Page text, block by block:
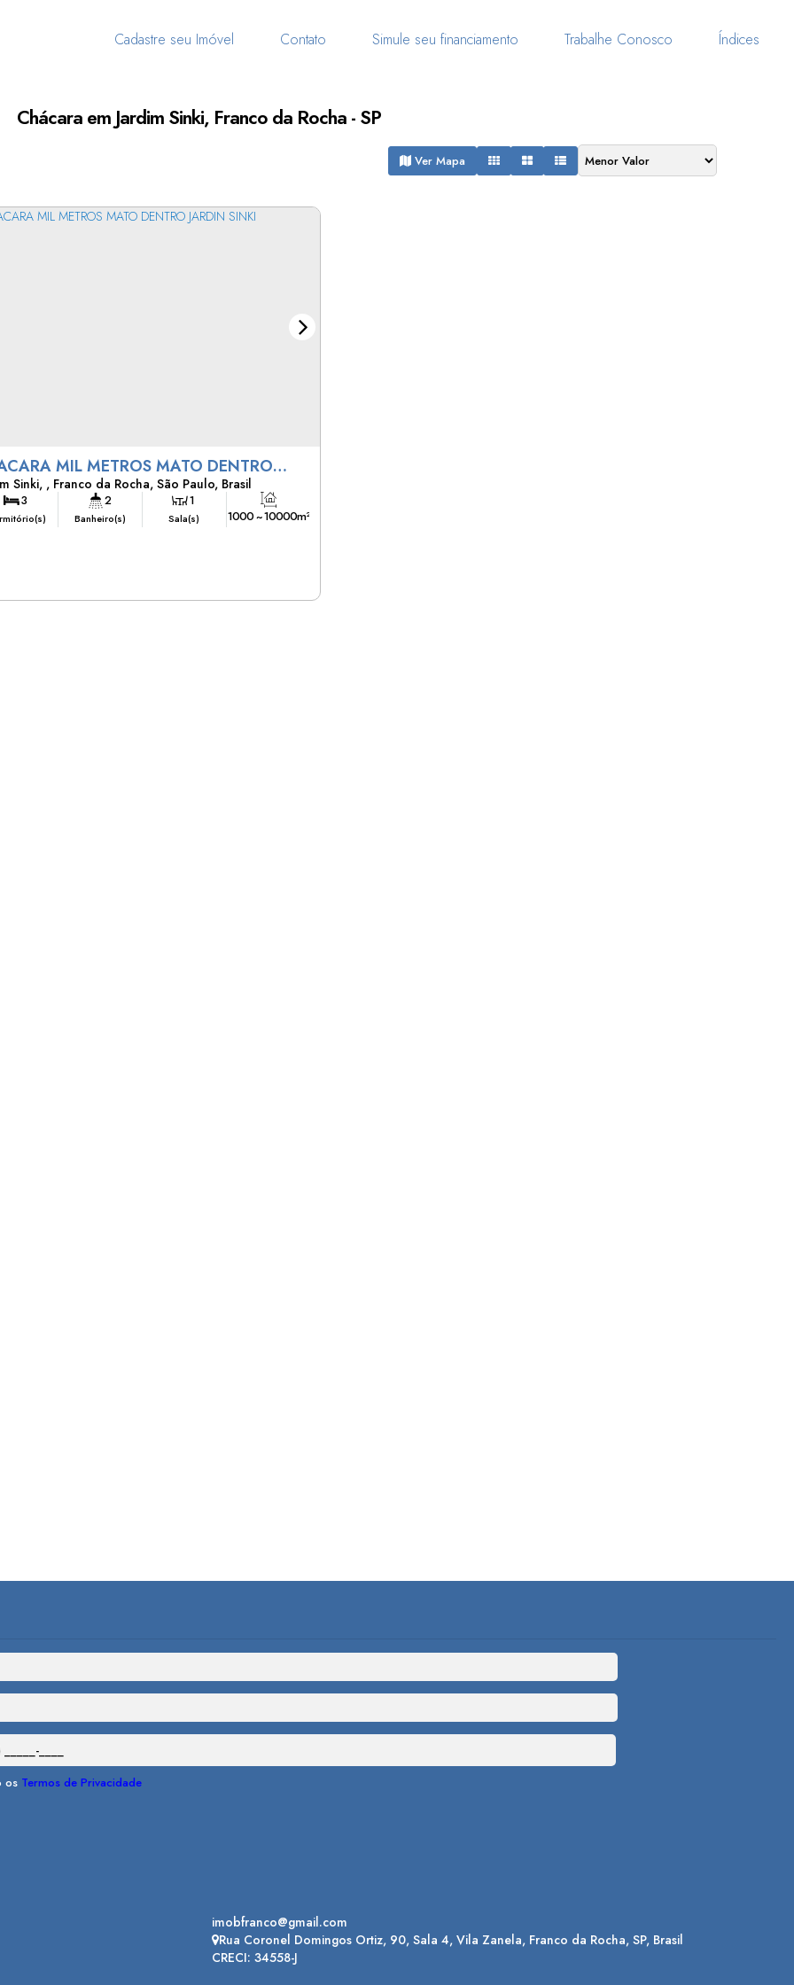
Cadastre seu Imóvel Contato Simule seu financiamento Trabalhe Conosco Índices
Chácara em Jardim Sinki, Franco da Rocha - SP
Ver Mapa
MIL METROS MATO DENTRO
SINKI
Sinki , Franco da Rocha, São Paulo, Brasil
3 2
Banheiro(s)
1
Sala(s)
1000 ~ 10000m²
os Termos de Privacidade
imobfranco@gmail.com
Rua Coronel Domingos Ortiz, 90, Sala 4, Vila Zanela, Franco da Rocha, SP, Brasil
CRECI: 34558-J